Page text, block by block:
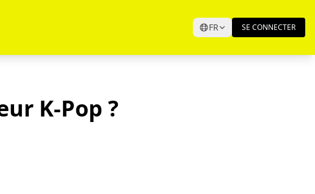
FR SE CONNECTER
K-Pop ?